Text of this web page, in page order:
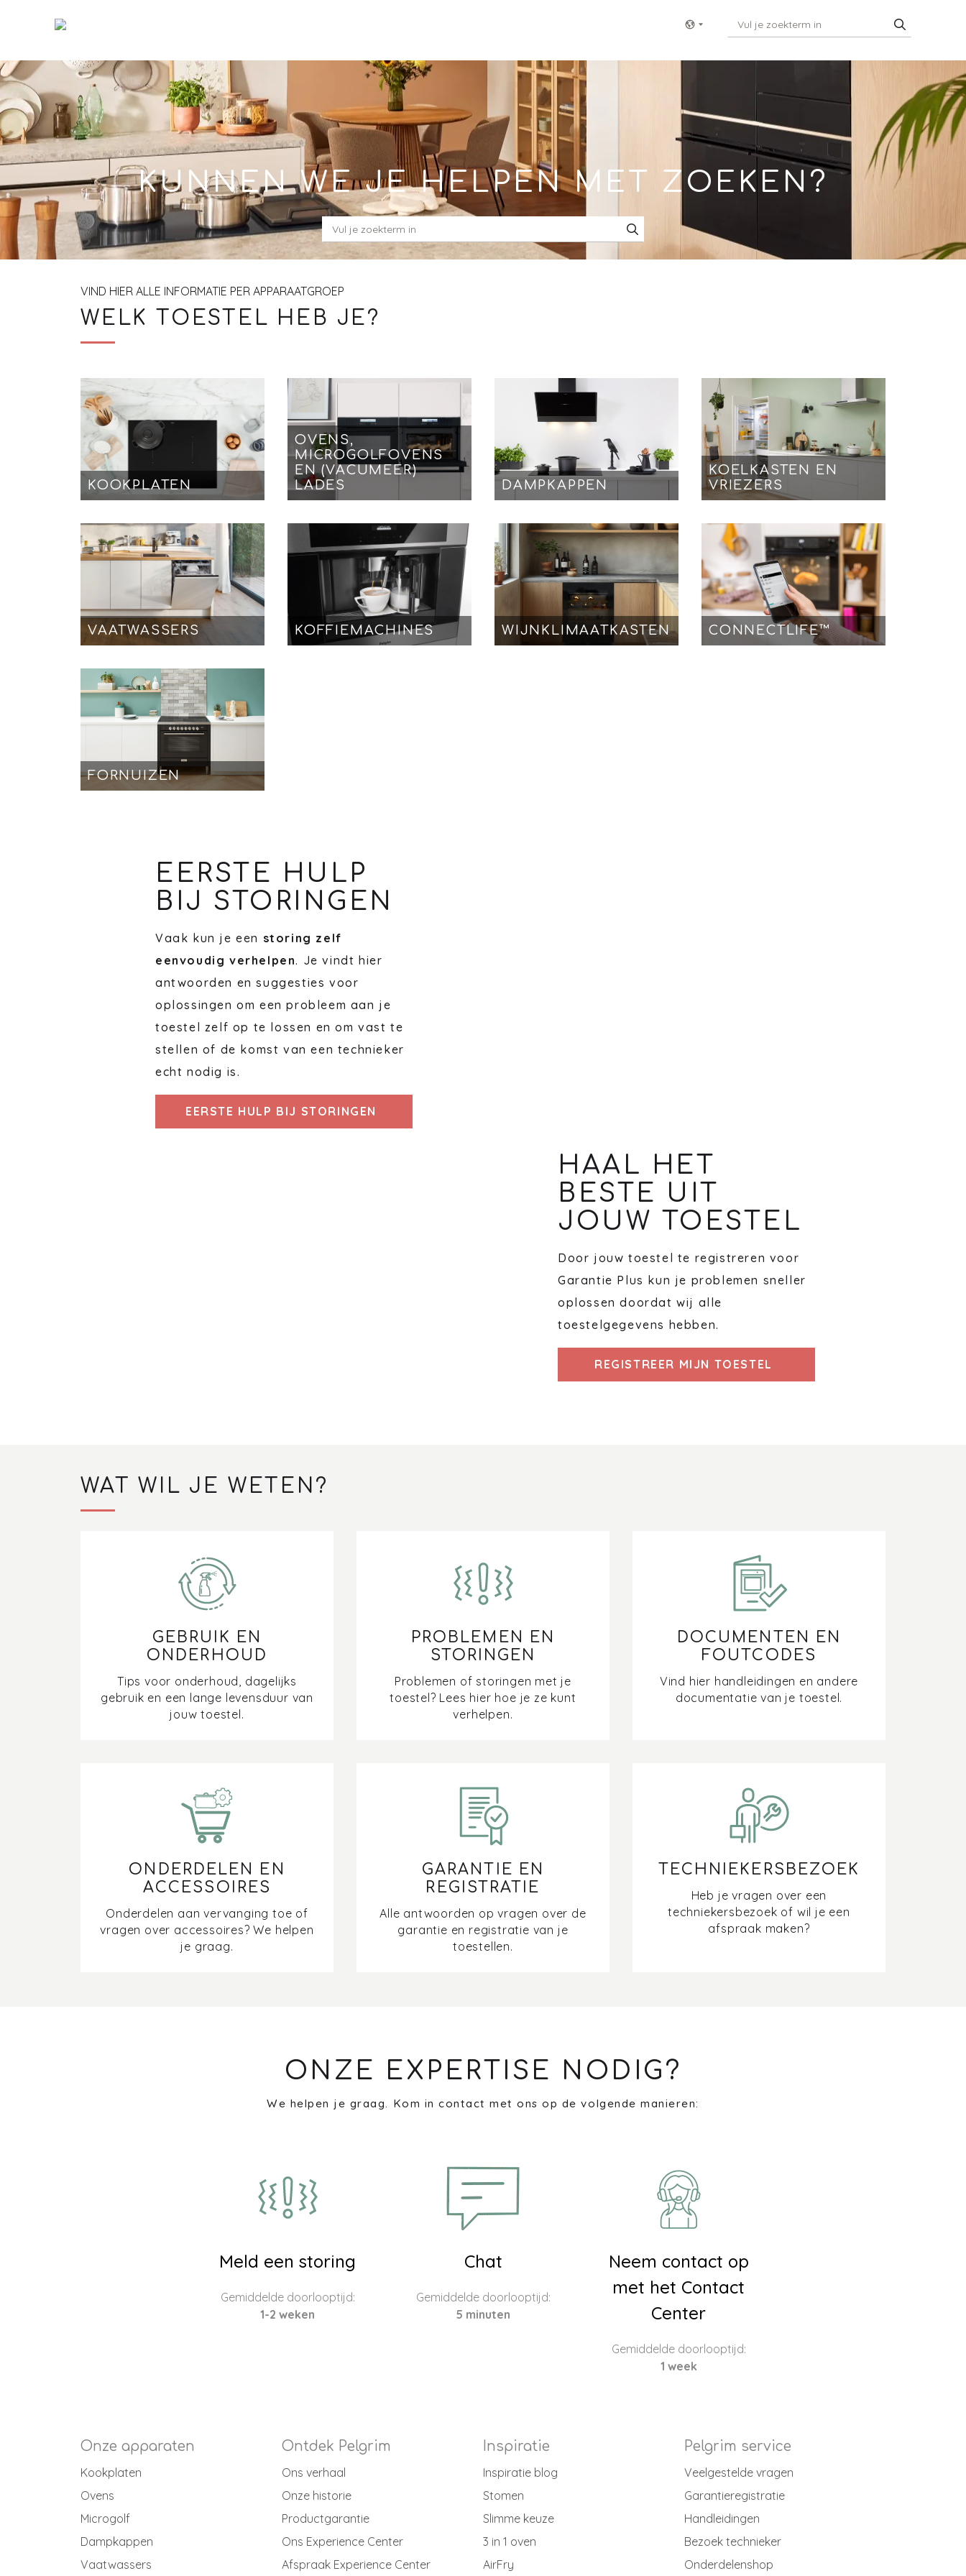
Show menu
KUNNEN WE JE HELPEN MET ZOEKEN?
VIND HIER ALLE INFORMATIE PER APPARAATGROEP
WELK TOESTEL HEB JE?
KOOKPLATEN
OVENS,
MICROGOLFOVENS
EN (VACUMEER)
LADES
DAMPKAPPEN
KOELKASTEN EN
VRIEZERS
VAATWASSERS KOFFIEMACHINES WIJNKLIMAATKASTEN CONNECTLIFE™
FORNUIZEN
EERSTE HULP
BIJ STORINGEN
Vaak kun je een storing zelf
eenvoudig verhelpen. Je vindt hier
antwoorden en suggesties voor
oplossingen om een probleem aan je
toestel zelf op te lossen en om vast te
stellen of de komst van een technieker
echt nodig is.
EERSTE HULP BIJ STORINGEN
HAAL HET
BESTE UIT
JOUW TOESTEL
Door jouw toestel te registreren voor
Garantie Plus kun je problemen sneller
oplossen doordat wij alle
toestelgegevens hebben.
REGISTREER MIJN TOESTEL
WAT WIL JE WETEN?
GEBRUIK EN
ONDERHOUD
Tips voor onderhoud, dagelijks
gebruik en een lange levensduur van
jouw toestel.
PROBLEMEN EN
STORINGEN
Problemen of storingen met je
toestel? Lees hier hoe je ze kunt
verhelpen.
DOCUMENTEN EN
FOUTCODES
Vind hier handleidingen en andere
documentatie van je toestel.
ONDERDELEN EN
ACCESSOIRES
Onderdelen aan vervanging toe of
vragen over accessoires? We helpen
je graag.
GARANTIE EN
REGISTRATIE
Alle antwoorden op vragen over de
garantie en registratie van je
toestellen.
TECHNIEKERSBEZOEK
Heb je vragen over een
techniekersbezoek of wil je een
afspraak maken?
ONZE EXPERTISE NODIG?
We helpen je graag. Kom in contact met ons op de volgende manieren:
Meld een storing
Gemiddelde doorlooptijd:
1-2 weken
Chat
Gemiddelde doorlooptijd:
5 minuten
Neem contact op
met het Contact
Center
Gemiddelde doorlooptijd:
1 week
Onze apparaten
Kookplaten
Ovens
Microgolf
Dampkappen
Vaatwassers
Ontdek Pelgrim
Ons verhaal
Onze historie
Productgarantie
Ons Experience Center
Afspraak Experience Center
Inspiratie
Inspiratie blog
Stomen
Slimme keuze
3 in 1 oven
AirFry
Pelgrim service
Veelgestelde vragen
Garantieregistratie
Handleidingen
Bezoek technieker
Onderdelenshop